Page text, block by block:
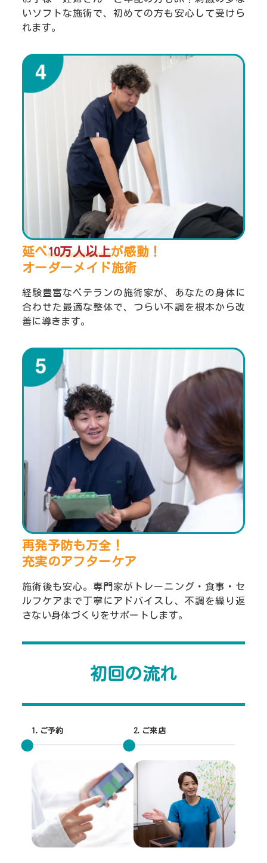
いソフトな施術で、初めての方も安心して受けら
れます。
延べ10万人以上が感動！
オーダーメイド施術
経験豊富なベテランの施術家が、あなたの身体に
合わせた最適な整体で、つらい不調を根本から改
善に導きます。
再発予防も万全！
充実のアフターケア
施術後も安心。専門家がトレーニング・食事・セ
ルフケアまで丁寧にアドバイスし、不調を繰り返
さない身体づくりをサポートします。
初回の流れ
1.ご予約 2.ご来店